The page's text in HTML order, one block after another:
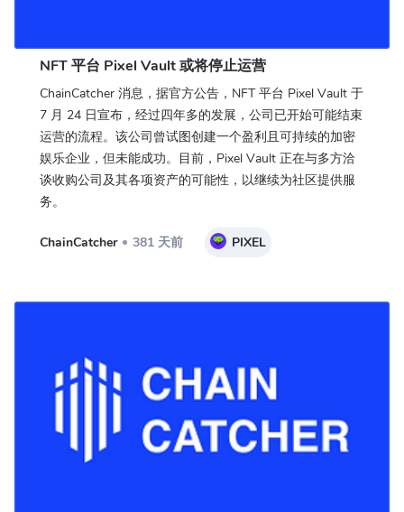
NFT 平台 Pixel Vault 或将停止运营
ChainCatcher 消息，据官方公告，NFT 平台 Pixel Vault 于
7 月 24 日宣布，经过四年多的发展，公司已开始可能结束
运营的流程。该公司曾试图创建一个盈利且可持续的加密
娱乐企业，但未能成功。目前，Pixel Vault 正在与多方洽
谈收购公司及其各项资产的可能性，以继续为社区提供服
务。
ChainCatcher 381 天前 PIXEL